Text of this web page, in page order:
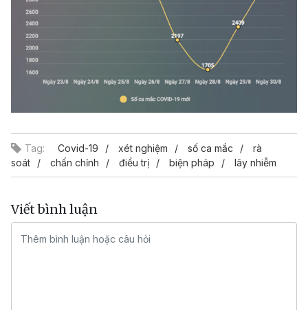
Tag: Covid-19 xét nghiệm số ca mắc
rà
soát
chấn chỉnh điều trị biện pháp lây nhiễm
Viết bình luận